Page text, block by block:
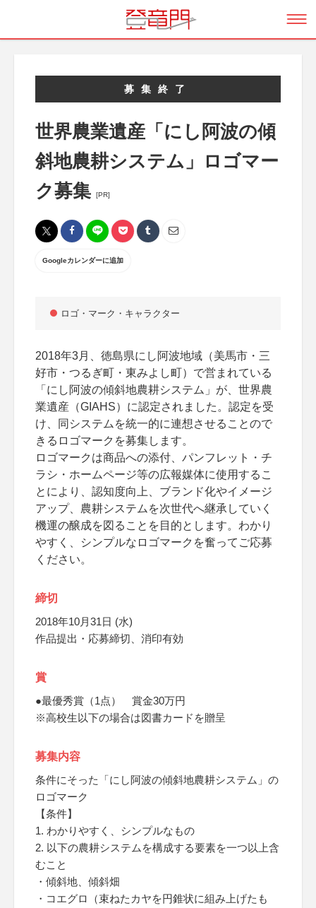
募集終了
世界農業遺産「にし阿波の傾
斜地農耕システム」ロゴマー
ク募集
[PR]
Googleカレンダーに追加
ロゴ・マーク・キャラクター
2018年3月、徳島県にし阿波地域（美馬市・三
好市・つるぎ町・東みよし町）で営まれている
「にし阿波の傾斜地農耕システム」が、世界農
業遺産（GIAHS）に認定されました。認定を受
け、同システムを統一的に連想させることので
きるロゴマークを募集します。
ロゴマークは商品への添付、パンフレット・チ
ラシ・ホームページ等の広報媒体に使用するこ
とにより、認知度向上、ブランド化やイメージ
アップ、農耕システムを次世代へ継承していく
機運の醸成を図ることを目的とします。わかり
やすく、シンプルなロゴマークを奮ってご応募
ください。
締切
2018年10月31日 (水)
作品提出・応募締切、消印有効
賞
●最優秀賞（1点） 賞金30万円
※高校生以下の場合は図書カードを贈呈
募集内容
条件にそった「にし阿波の傾斜地農耕システム」の
ロゴマーク
【条件】
1. わかりやすく、シンプルなもの
2. 以下の農耕システムを構成する要素を一つ以上含
むこと
・傾斜地、傾斜畑
・コエグロ（束ねたカヤを円錐状に組み上げたも